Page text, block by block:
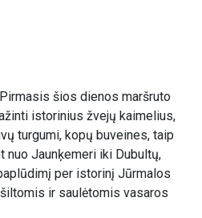
šios dienos maršruto
istorinius žvejų kaimelius,
turgumi, kopų buveines, taip
nuo Jaunķemeri iki Dubultų,
per istorinį Jūrmalos
ir saulėtomis vasaros